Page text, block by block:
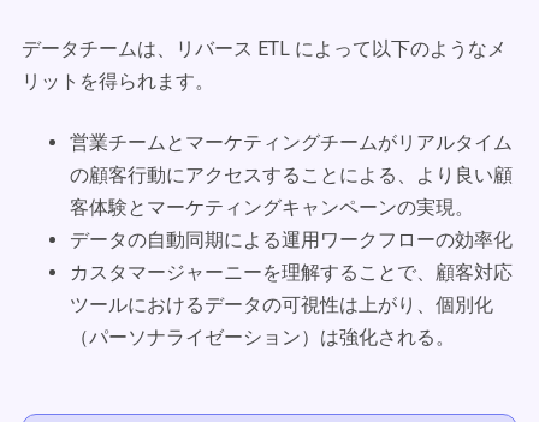
データチームは、リバース ETL によって以下のようなメ
リットを得られます。
営業チームとマーケティングチームがリアルタイム
の顧客行動にアクセスすることによる、より良い顧
客体験とマーケティングキャンペーンの実現。
データの自動同期による運用ワークフローの効率化
カスタマージャーニーを理解することで、顧客対応
ツールにおけるデータの可視性は上がり、個別化
（パーソナライゼーション）は強化される。